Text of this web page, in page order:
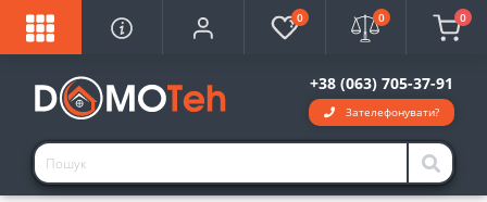
0 0 0
+38 (063) 705-37-91
Зателефонувати?